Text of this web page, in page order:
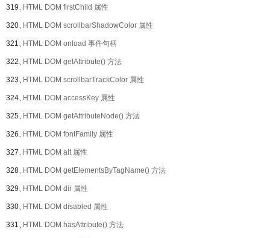
319、HTML DOM firstChild 属性
320、HTML DOM scrollbarShadowColor 属性
321、HTML DOM onload 事件句柄
322、HTML DOM getAttribute() 方法
323、HTML DOM scrollbarTrackColor 属性
324、HTML DOM accessKey 属性
325、HTML DOM getAttributeNode() 方法
326、HTML DOM fontFamily 属性
327、HTML DOM alt 属性
328、HTML DOM getElementsByTagName() 方法
329、HTML DOM dir 属性
330、HTML DOM disabled 属性
331、HTML DOM hasAttribute() 方法